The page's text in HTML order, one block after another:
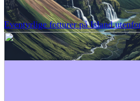
Eventyrlige fotturer på Island